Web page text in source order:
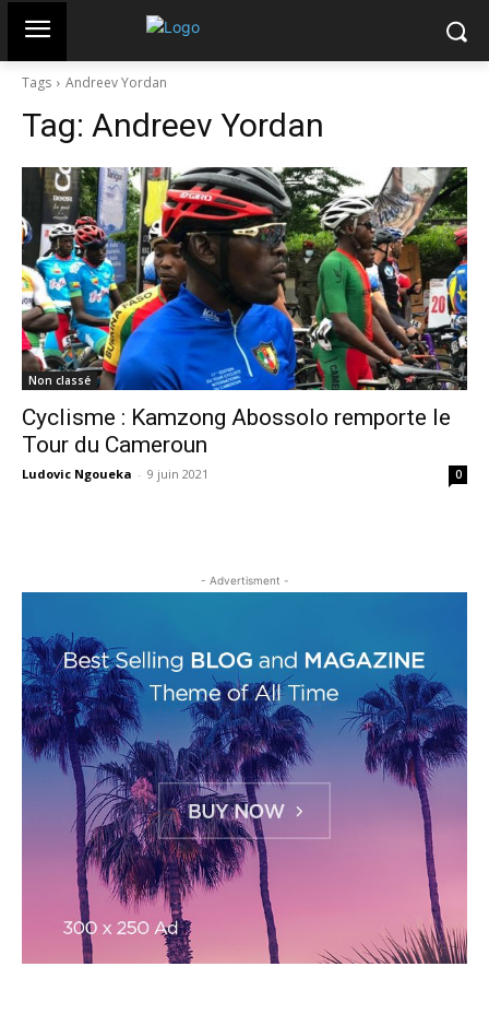
Tags Andreev Yordan
Tag: Andreev Yordan
Non classé
Cyclisme : Kamzong Abossolo remporte le
Tour du Cameroun
Ludovic Ngoueka - 9 juin 2021 0
- Advertisment -